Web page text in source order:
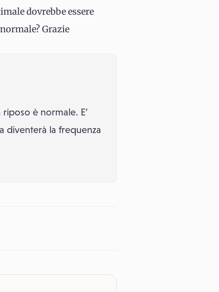
dovrebbe essere
Grazie
è normale. E’
diventerà la frequenza